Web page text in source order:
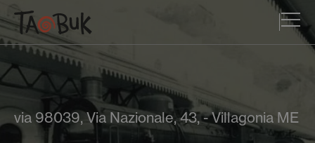
via 98039, Via Nazionale, 43, - Villagonia ME